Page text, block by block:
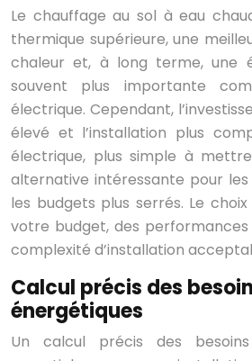
Le chauffage au sol à eau
thermique supérieure, une
chaleur et, à long terme, une
souvent plus importante
électrique. Cependant,
élevé et l’installation plus
électrique, plus simple à
alternative intéressante pour
les budgets plus serrés. Le
votre budget, des
complexité d’installation
Calcul précis des
énergétiques
Un calcul précis des